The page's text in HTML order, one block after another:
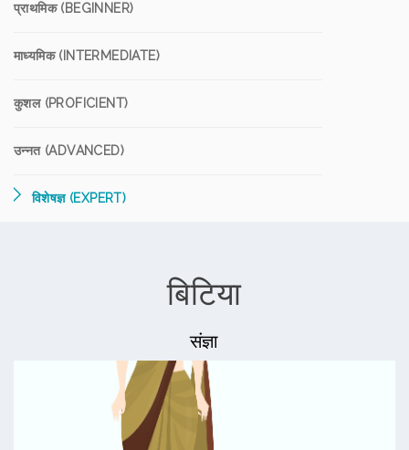
प्राथमिक (BEGINNER)
माध्यमिक (INTERMEDIATE)
कुशल (PROFICIENT)
उन्नत (ADVANCED)
विशेषज्ञ (EXPERT)
बिटिया
संज्ञा